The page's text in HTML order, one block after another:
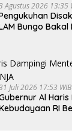
Agustus 2026 13:35
Bungo
Juli 2026 17:53 WIB
Al
RI